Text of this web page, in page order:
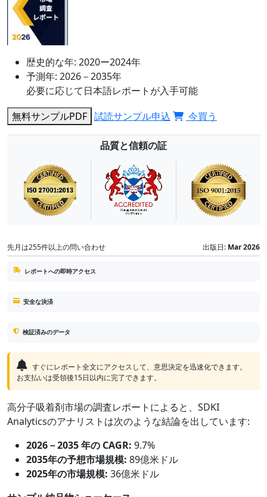
歴史的な年: 2020ー2024年
予測年: 2026－2035年
必要に応じて日本語レポートが入手可能
無料サンプルPDF 試読サンプル申込 今買う
品質と信頼の証
先月は255件以上の問い合わせ 出版日: Mar 2026
レポートへの即時アクセス
安全な決済
検証済みのデータ
すぐにレポート全文にアクセスして、意思決定を迅速化できます。
お支払いは受領後15日以内に完了できます。
高分子吸着剤市場の調査レポートによると、SDKI
Analyticsのアナリストは次のような結論を出しています:
2026－2035 年の CAGR: 9.7%
2035年の予想市場規模: 89億米ドル
2025年の市場規模: 36億米ドル